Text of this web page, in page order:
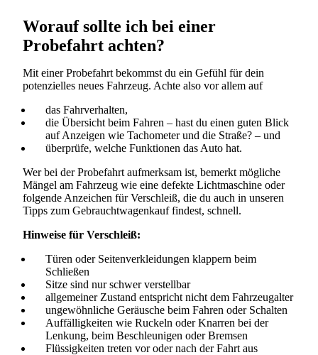
Worauf sollte ich bei einer
Probefahrt achten?
Mit einer Probefahrt bekommst du ein Gefühl für dein
potenzielles neues Fahrzeug. Achte also vor allem auf
das Fahrverhalten,
die Übersicht beim Fahren – hast du einen guten Blick
auf Anzeigen wie Tachometer und die Straße? – und
überprüfe, welche Funktionen das Auto hat.
Wer bei der Probefahrt aufmerksam ist, bemerkt mögliche
Mängel am Fahrzeug wie eine defekte Lichtmaschine oder
folgende Anzeichen für Verschleiß, die du auch in unseren
Tipps zum Gebrauchtwagenkauf findest, schnell.
Hinweise für Verschleiß:
Türen oder Seitenverkleidungen klappern beim
Schließen
Sitze sind nur schwer verstellbar
allgemeiner Zustand entspricht nicht dem Fahrzeugalter
ungewöhnliche Geräusche beim Fahren oder Schalten
Auffälligkeiten wie Ruckeln oder Knarren bei der
Lenkung, beim Beschleunigen oder Bremsen
Flüssigkeiten treten vor oder nach der Fahrt aus